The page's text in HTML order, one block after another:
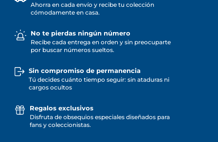
Ahorra en cada envío y recibe tu colección
cómodamente en casa.
No te pierdas ningún número
Recibe cada entrega en orden y sin preocuparte
por buscar números sueltos.
Sin compromiso de permanencia
Tú decides cuánto tiempo seguir: sin ataduras ni
cargos ocultos
Regalos exclusivos
Disfruta de obsequios especiales diseñados para
fans y coleccionistas.